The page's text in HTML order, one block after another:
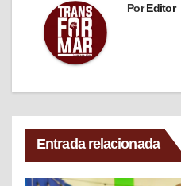
PorEditor
Entrada relacionada